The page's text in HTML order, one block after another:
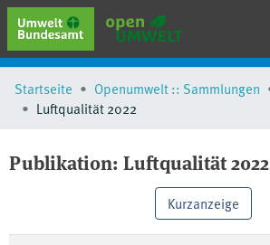
erweiterte Suche
Browse
Schlagwörter
Startseite Openumwelt :: Sammlungen
Luftqualität 2022
Publikation: Luftqualität 2022
Kurzanzeige